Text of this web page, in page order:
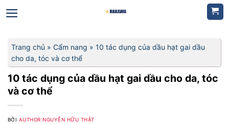
qua
Trang chủ » Cẩm nang » 10 tác dụng của dầu hạt gai dầu
cho da, tóc và cơ thể
10 tác dụng của dầu hạt gai dầu cho da, tóc
và cơ thể
BỞI AUTHOR NGUYỄN HỮU THẬT